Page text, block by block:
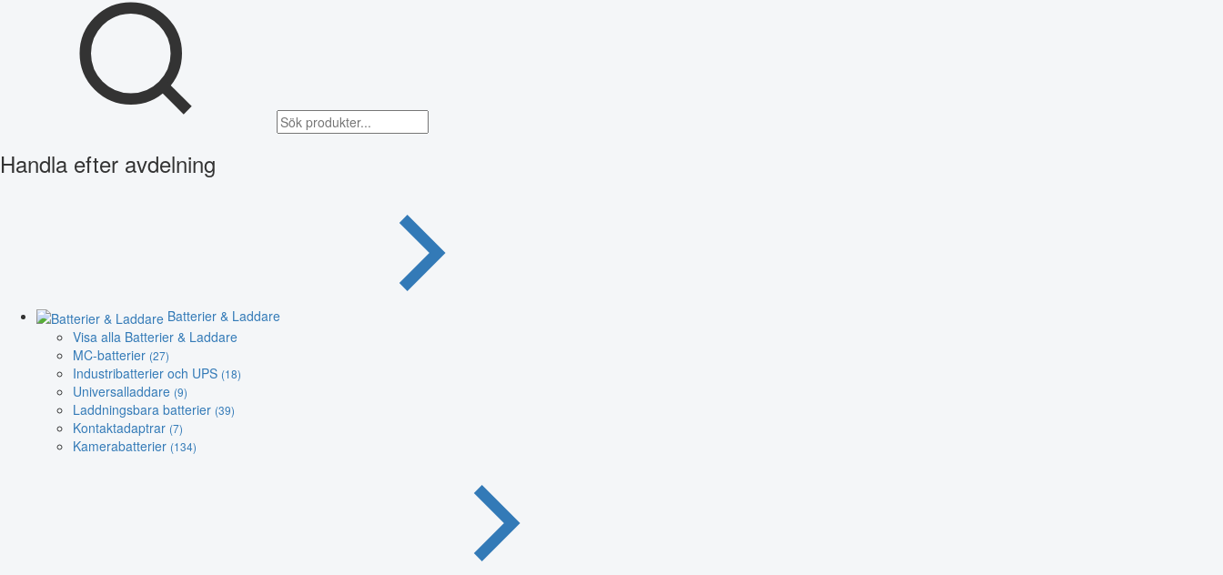
Handla efter avdelning
Batterier & Laddare
Visa alla Batterier & Laddare
MC-batterier (27)
Industribatterier och UPS (18)
Universalladdare (9)
Laddningsbara batterier (39)
Kontaktadaptrar (7)
Kamerabatterier (134)